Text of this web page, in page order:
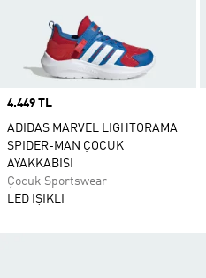
Price
4.449 TL
ADIDAS MARVEL LIGHTORAMA
SPIDER-MAN ÇOCUK
AYAKKABISI
Çocuk Sportswear
LED IŞIKLI